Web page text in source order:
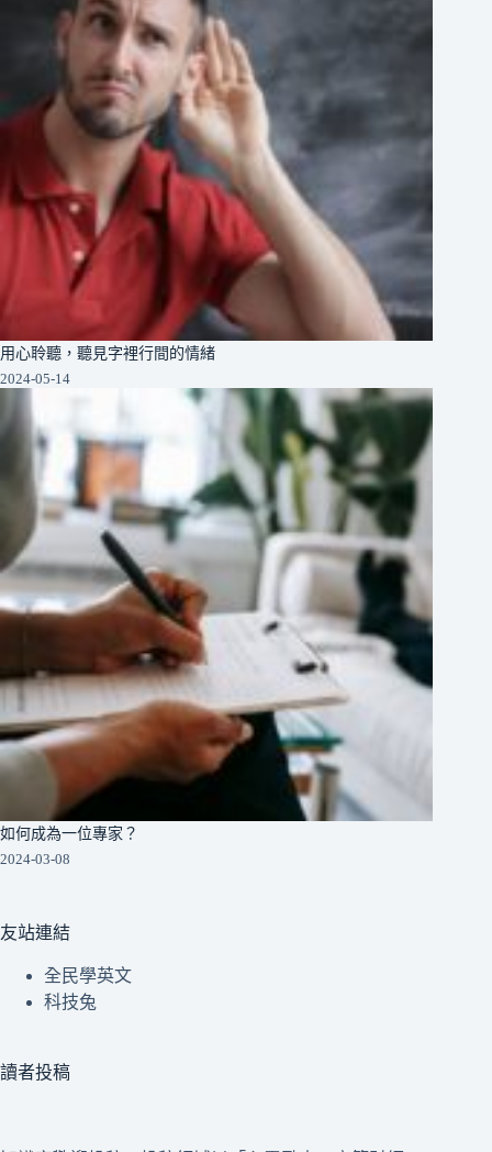
用心聆聽，聽見字裡行間的情緒
2024-05-14
如何成為一位專家？
2024-03-08
友站連結
全民學英文
科技兔
讀者投稿